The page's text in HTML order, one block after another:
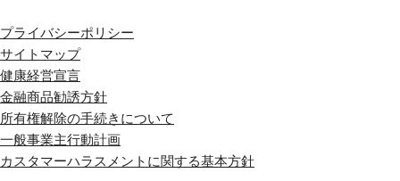
プライバシーポリシー
サイトマップ
健康経営宣言
金融商品勧誘方針
所有権解除の手続きについて
一般事業主行動計画
カスタマーハラスメントに関する基本方針